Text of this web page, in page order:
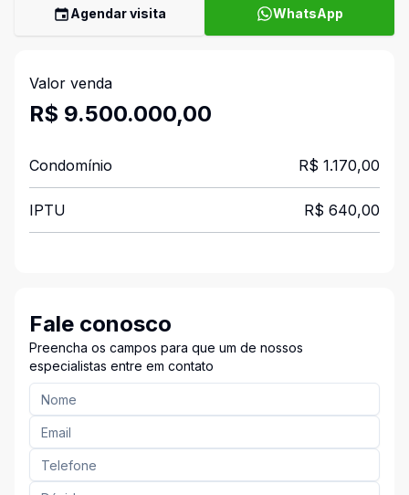
Agendar visita WhatsApp
Valor venda
R$ 9.500.000,00
Condomínio R$ 1.170,00
IPTU R$ 640,00
Fale conosco
Preencha os campos para que um de nossos
especialistas entre em contato